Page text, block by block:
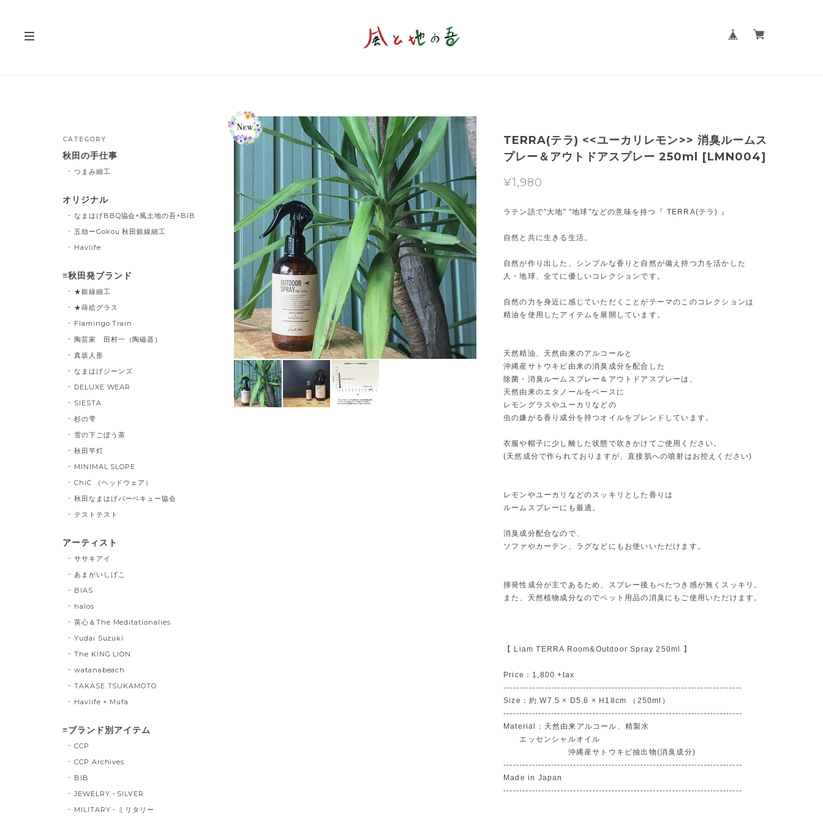
TERRA(テラ) <<ユーカリレモン>> 消臭ルームス
プレー＆アウトドアスプレー 250ml [LMN004]
¥1,980
ラテン語で"大地" "地球"などの意味を持つ『 TERRA(テラ) 』
自然と共に生きる生活。
自然が作り出した、シンプルな香りと自然が備え持つ力を活かした
人・地球、全てに優しいコレクションです。
自然の力を身近に感じていただくことがテーマのこのコレクションは
精油を使用したアイテムを展開しています。
天然精油、天然由来のアルコールと
沖縄産サトウキビ由来の消臭成分を配合した
除菌・消臭ルームスプレー＆アウトドアスプレーは、
天然由来のエタノールをベースに
レモングラスやユーカリなどの
虫の嫌がる香り成分を持つオイルをブレンドしています。
衣服や帽子に少し離した状態で吹きかけてご使用ください。
(天然成分で作られておりますが、直接肌への噴射はお控えください)
レモンやユーカリなどのスッキリとした香りは
ルームスプレーにも最適。
消臭成分配合なので、
ソファやカーテン、ラグなどにもお使いいただけます。
揮発性成分が主であるため、スプレー後もべたつき感が無くスッキリ。
また、天然植物成分なのでペット用品の消臭にもご使用いただけます。
【 Liam TERRA Room&Outdoor Spray 250ml 】
Price：1,800 +tax
---------------------------------------------------------------------------
Size：約 W7.5 × D5.6 × H18cm （250ml）
---------------------------------------------------------------------------
Material：天然由来アルコール、精製水
エッセンシャルオイル
沖縄産サトウキビ抽出物(消臭成分)
---------------------------------------------------------------------------
Made in Japan
---------------------------------------------------------------------------
CATEGORY
秋田の手仕事
つまみ細工
オリジナル
なまはげBBQ協会×風土地の吾×BIB
五劫ーGokou 秋田銀線細工
Havlife
≡秋田発ブランド
★銀線細工
★蒔絵グラス
Flamingo Train
陶芸家 田村一（陶磁器）
真坂人形
なまはげジーンズ
DELUXE WEAR
SIESTA
杉の雫
雪の下ごぼう茶
秋田竿灯
MINIMAL SLOPE
ChiC （ヘッドウェア）
秋田なまはげバーベキュー協会
テストテスト
アーティスト
ササキアイ
あまがいしげこ
BIAS
halos
英心＆The Meditationalies
Yudai Suzuki
The KING LION
watanabeach
TAKASE TSUKAMOTO
Havlife × Mufa
≡ブランド別アイテム
CCP
CCP Archives
BIB
JEWELRY・SILVER
MILITARY・ミリタリー